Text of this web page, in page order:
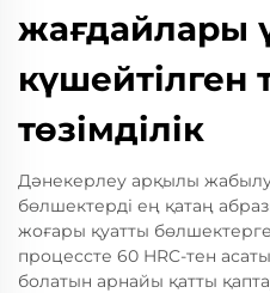
жағдайлары
күшейтілген
төзімділік
Дәнекерлеу арқылы жабылу
бөлшектерді ең қатаң
жоғары қуатты
процессте 60 HRC-тен
болатын арнайы қатты